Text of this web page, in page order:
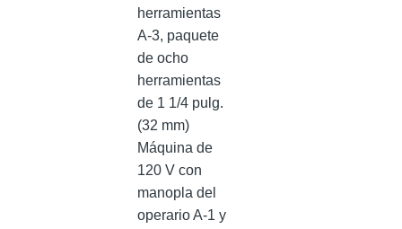
herramientas
A-3, paquete
de ocho
herramientas
de 1 1/4 pulg.
(32 mm)
Máquina de
120 V con
manopla del
operario A-1 y